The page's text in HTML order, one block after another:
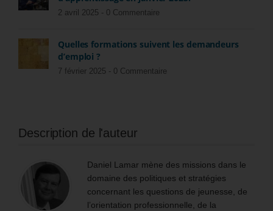
2 avril 2025 - 0 Commentaire
Quelles formations suivent les demandeurs
d’emploi ?
7 février 2025 - 0 Commentaire
Description de l'auteur
Daniel Lamar mène des missions dans le
domaine des politiques et stratégies
concernant les questions de jeunesse, de
l’orientation professionnelle, de la